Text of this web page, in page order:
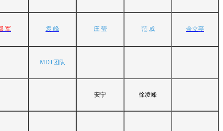
军 袁 峰 庄 莹 范 威 金立亭
MDT团队
安宁 徐凌峰